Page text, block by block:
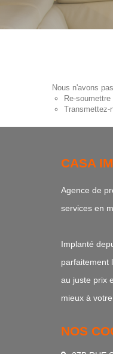
Nous n'avons
Re-
Transmettez-
CASA
Agence de
services en
Implanté
parfaitement
au juste prix
mieux à
NOS